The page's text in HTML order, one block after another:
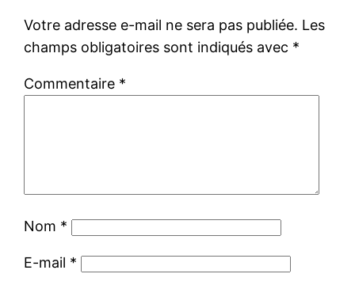
Votre adresse e-mail ne sera pas publiée. Les
champs obligatoires sont indiqués avec *
Commentaire *
Nom *
E-mail *